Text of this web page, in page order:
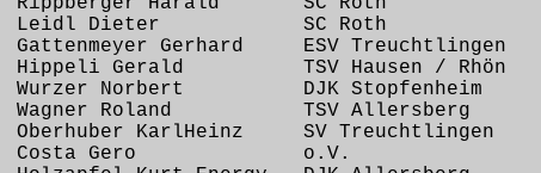
Leidl Dieter SC Roth
Gerhard ESV Treuchtlingen
Gerald TSV Hausen / Rhön
Wurzer Norbert DJK Stopfenheim
Wagner Roland TSV Allersberg
KarlHeinz SV Treuchtlingen
Costa Gero o.V.